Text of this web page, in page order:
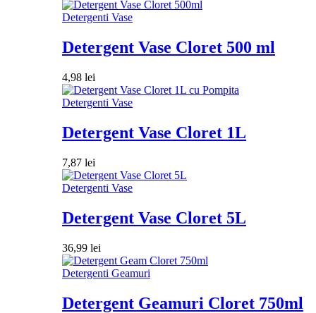
Detergenti Vase
Detergent Vase Cloret 500 ml
4,98 lei
Detergenti Vase
Detergent Vase Cloret 1L
7,87 lei
Detergenti Vase
Detergent Vase Cloret 5L
36,99 lei
Detergenti Geamuri
Detergent Geamuri Cloret 750ml